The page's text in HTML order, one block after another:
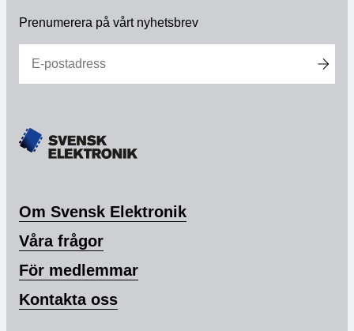
Prenumerera på vårt nyhetsbrev
Om Svensk Elektronik
Våra frågor
För medlemmar
Kontakta oss